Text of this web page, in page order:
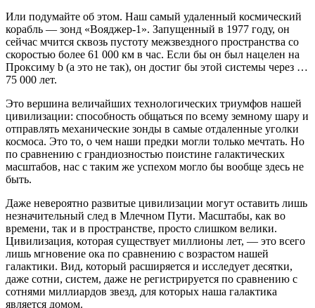
Или подумайте об этом. Наш самый удаленный космический
корабль — зонд «Вояджер-1». Запущенный в 1977 году, он
сейчас мчится сквозь пустоту межзвездного пространства со
скоростью более 61 000 км в час. Если бы он был нацелен на
Проксиму b (а это не так), он достиг бы этой системы через …
75 000 лет.
Это вершина величайших технологических триумфов нашей
цивилизации: способность общаться по всему земному шару и
отправлять механические зонды в самые отдаленные уголки
космоса. Это то, о чем наши предки могли только мечтать. Но
по сравнению с грандиозностью поистине галактических
масштабов, нас с таким же успехом могло бы вообще здесь не
быть.
Даже невероятно развитые цивилизации могут оставить лишь
незначительный след в Млечном Пути. Масштабы, как во
времени, так и в пространстве, просто слишком велики.
Цивилизация, которая существует миллионы лет, — это всего
лишь мгновение ока по сравнению с возрастом нашей
галактики. Вид, который расширяется и исследует десятки,
даже сотни, систем, даже не регистрируется по сравнению с
сотнями миллиардов звезд, для которых наша галактика
является домом.